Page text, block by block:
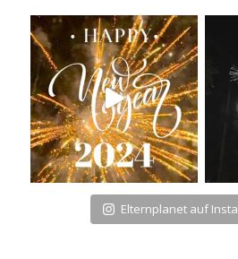
Elternplanet auf